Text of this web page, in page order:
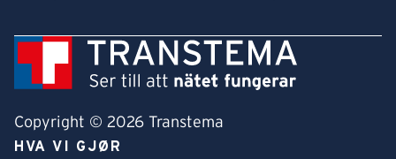
Copyright © 2026 Transtema
HVA VI GJØR